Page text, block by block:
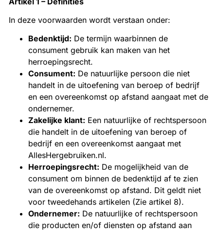
In deze voorwaarden wordt verstaan onder:
Bedenktijd: De termijn waarbinnen de
consument gebruik kan maken van het
herroepingsrecht.
Consument: De natuurlijke persoon die niet
handelt in de uitoefening van beroep of bedrijf
en een overeenkomst op afstand aangaat met de
ondernemer.
Zakelijke klant: Een natuurlijke of rechtspersoon
die handelt in de uitoefening van beroep of
bedrijf en een overeenkomst aangaat met
AllesHergebruiken.nl.
Herroepingsrecht: De mogelijkheid van de
consument om binnen de bedenktijd af te zien
van de overeenkomst op afstand. Dit geldt niet
voor tweedehands artikelen (Zie artikel 8).
Ondernemer: De natuurlijke of rechtspersoon
die producten en/of diensten op afstand aan